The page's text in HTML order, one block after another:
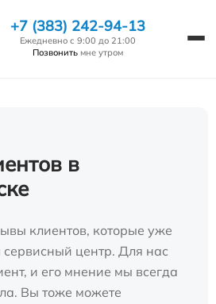
+7 (383) 242-94-13
Ежедневно с 9:00 до 21:00
Позвонить мне утром
в
клиентов, которые уже
центр. Для нас
и его мнение мы всегда
Вы тоже можете